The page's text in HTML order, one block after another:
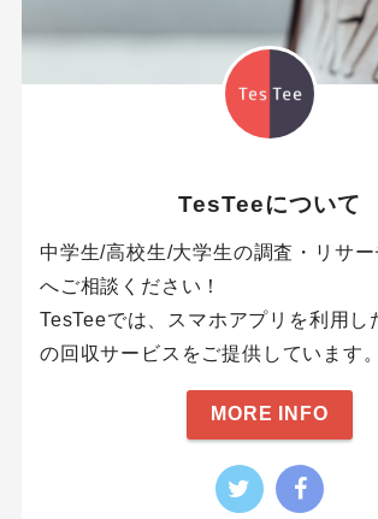
TesTeeについて
中学生/高校生/大学生の調査・リサ
へご相談ください！
TesTeeでは、スマホアプリを利用し
の回収サービスをご提供しています。
MORE INFO